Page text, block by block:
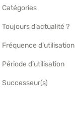
Catégories
Toujours d’actualité ?
Fréquence d’utilisation
Période d’utilisation
Successeur(s)